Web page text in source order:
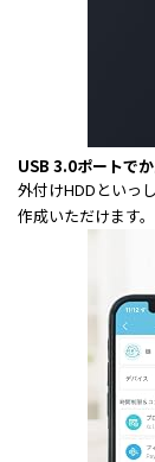
USB 3.0ポートで
外付けHDDといっ
作成いただけます。